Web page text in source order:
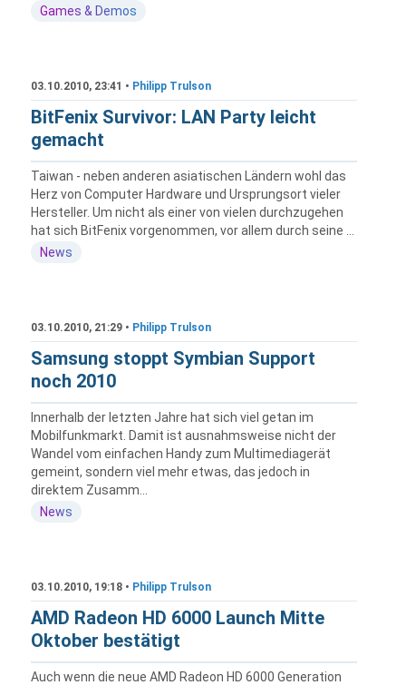
Games & Demos
03.10.2010, 23:41 • Philipp Trulson
BitFenix Survivor: LAN Party leicht
gemacht
Taiwan - neben anderen asiatischen Ländern wohl das
Herz von Computer Hardware und Ursprungsort vieler
Hersteller. Um nicht als einer von vielen durchzugehen
hat sich BitFenix vorgenommen, vor allem durch seine ...
News
03.10.2010, 21:29 • Philipp Trulson
Samsung stoppt Symbian Support
noch 2010
Innerhalb der letzten Jahre hat sich viel getan im
Mobilfunkmarkt. Damit ist ausnahmsweise nicht der
Wandel vom einfachen Handy zum Multimediagerät
gemeint, sondern viel mehr etwas, das jedoch in
direktem Zusamm...
News
03.10.2010, 19:18 • Philipp Trulson
AMD Radeon HD 6000 Launch Mitte
Oktober bestätigt
Auch wenn die neue AMD Radeon HD 6000 Generation